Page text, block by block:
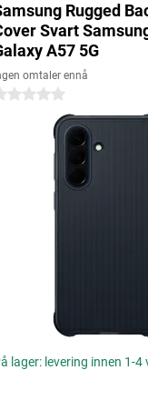
Rugged
Svart
A57 5G
omtaler ennå
stjerner
lager: levering innen 1-4